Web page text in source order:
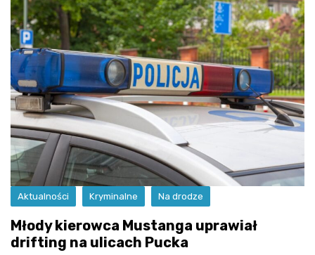
Aktualności Kryminalne Na drodze
Młody kierowca Mustanga uprawiał
drifting na ulicach Pucka